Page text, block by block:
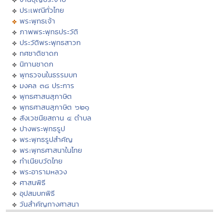
ประเพณีทั่วไทย
พระพุทธเจ้า
ภาพพระพุทธประวัติ
ประวัติพระพุทธสาวก
ทศชาติชาดก
นิทานชาดก
พุทธวจนในธรรมบท
มงคล ๓๘ ประการ
พุทธศาสนสุภาษิต
พุทธศาสนสุภาษิต ๖๒๑
สังเวชนียสถาน ๔ ตำบล
ปางพระพุทธรูป
พระพุทธรูปสำคัญ
พระพุทธศาสนาในไทย
ทำเนียบวัดไทย
พระอารามหลวง
ศาสนพิธี
อุปสมบทพิธี
วันสำคัญทางศาสนา